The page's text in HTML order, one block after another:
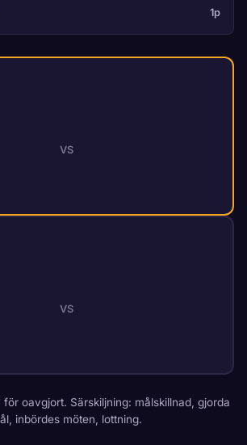
1p
VS
VS
för oavgjort. Särskiljning: målskillnad, gjorda
inbördes möten, lottning.